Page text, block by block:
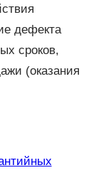
дефекта
сроков,
(оказания